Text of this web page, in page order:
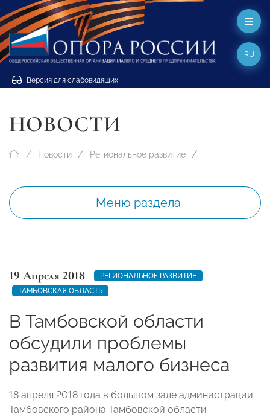
Версия для слабовидящих
RU
НОВОСТИ
Новости Региональное развитие
Меню раздела
19 Апреля 2018
РЕГИОНАЛЬНОЕ РАЗВИТИЕ
ТАМБОВСКАЯ ОБЛАСТЬ
В Тамбовской области
обсудили проблемы
развития малого бизнеса
18 апреля 2018 года в большом зале администрации
Тамбовского района Тамбовской области